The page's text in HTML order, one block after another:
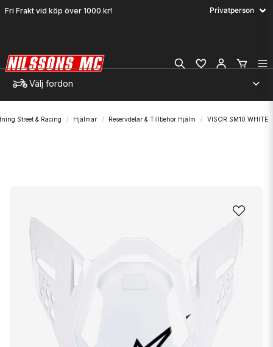
Fri Frakt vid köp över 1000 kr!
Välj fordon
Street & Racing Hjälmar Reservdelar & Tillbehör Hjälm VISOR SM10 WHITE